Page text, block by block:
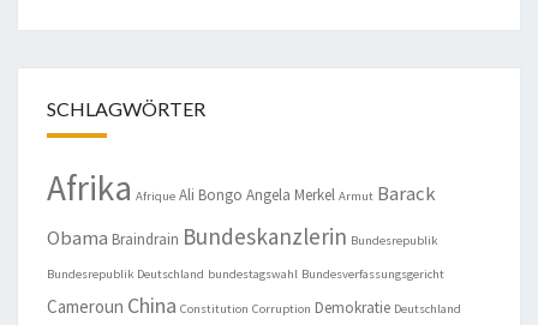
SCHLAGWÖRTER
Afrika Afrique Ali Bongo Angela Merkel Armut Barack
Obama Braindrain Bundeskanzlerin Bundesrepublik
Bundesrepublik Deutschland bundestagswahl Bundesverfassungsgericht
Cameroun China Constitution Corruption Demokratie Deutschland